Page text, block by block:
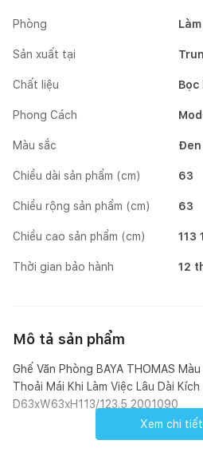
Phòng
Sản xuất tại
Chất liệu
Phong Cách
Màu sắc Đen
Chiều dài sản phẩm (cm) 63
Chiều rộng sản phẩm (cm) 63
Chiều cao sản phẩm (cm) 113
Thời gian bảo hành 12
Mô tả sản phẩm
Ghế Văn Phòng BAYA THOMAS
Thoải Mái Khi Làm Việc Lâu Dài
D63xW63xH113/123.5 2001090
Xem chi tiết